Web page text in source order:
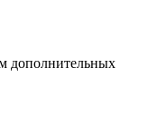
дополнительных